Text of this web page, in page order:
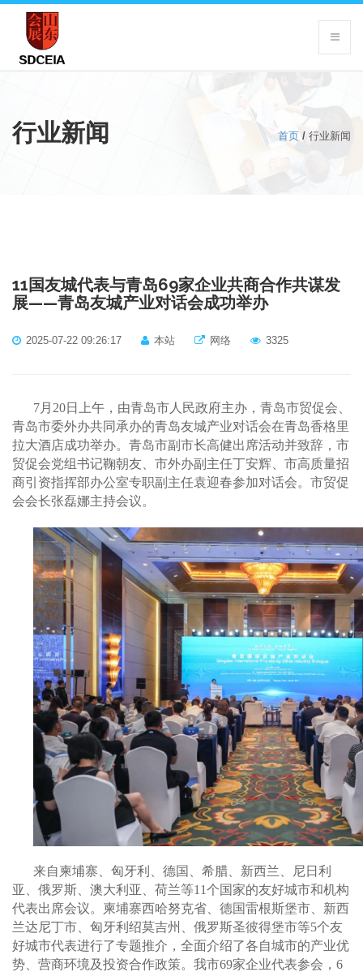
行业新闻 首页 / 行业新闻
11国友城代表与青岛69家企业共商合作共谋发
展——青岛友城产业对话会成功举办
2025-07-22 09:26:17 本站 网络 3325
7月20日上午，由青岛市人民政府主办，青岛市贸促会、
青岛市委外办共同承办的青岛友城产业对话会在青岛香格里
拉大酒店成功举办。青岛市副市长高健出席活动并致辞，市
贸促会党组书记鞠朝友、市外办副主任丁安辉、市高质量招
商引资指挥部办公室专职副主任袁迎春参加对话会。市贸促
会会长张磊娜主持会议。
来自柬埔寨、匈牙利、德国、希腊、新西兰、尼日利
亚、俄罗斯、澳大利亚、荷兰等11个国家的友好城市和机构
代表出席会议。柬埔寨西哈努克省、德国雷根斯堡市、新西
兰达尼丁市、匈牙利绍莫吉州、俄罗斯圣彼得堡市等5个友
好城市代表进行了专题推介，全面介绍了各自城市的产业优
势、营商环境及投资合作政策。我市69家企业代表参会，6